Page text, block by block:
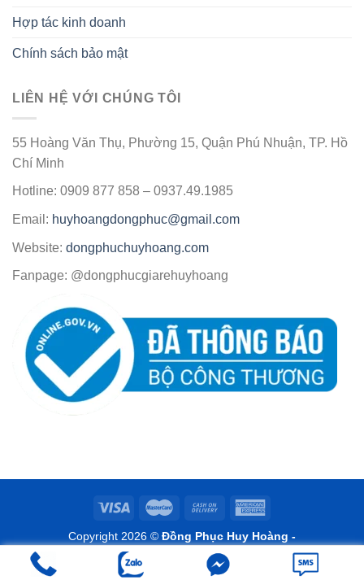
Hợp tác kinh doanh
Chính sách bảo mật
LIÊN HỆ VỚI CHÚNG TÔI
55 Hoàng Văn Thụ, Phường 15, Quận Phú Nhuận, TP. Hồ
Chí Minh
Hotline: 0909 877 858 – 0937.49.1985
Email: huyhoangdongphuc@gmail.com
Website: dongphuchuyhoang.com
Fanpage: @dongphucgiarehuyhoang
Copyright 2026 © Đồng Phục Huy Hoàng -
www.dongphuchuyhoang.com
Design by www.doseoweb.com